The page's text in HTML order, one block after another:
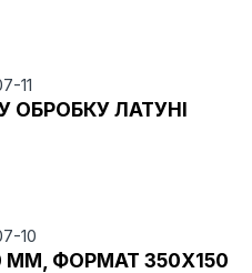
11
ЛАТУНІ
10
ФОРМАТ 350X150